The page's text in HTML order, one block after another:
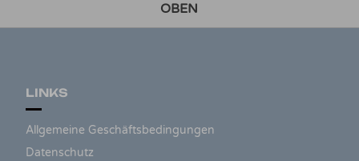
OBEN
LINKS
Allgemeine Geschäftsbedingungen
Datenschutz